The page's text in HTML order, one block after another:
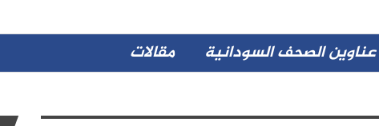
عناوين الصحف السودانية مقالات